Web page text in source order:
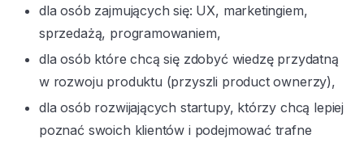
dla osób zajmujących się: UX, marketingiem,
sprzedażą, programowaniem,
dla osób które chcą się zdobyć wiedzę przydatną
w rozwoju produktu (przyszli product ownerzy),
dla osób rozwijających startupy, którzy chcą lepiej
poznać swoich klientów i podejmować trafne